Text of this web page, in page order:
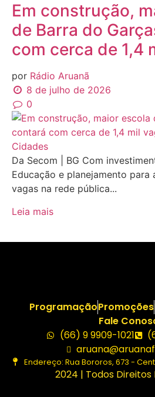
Em construção,
de Barra do
com cerca de 1,4
por Rádio Aruanã
8 de julho de 2026
0
Cidades
Da Secom | BG Com
Educação e planejamento
vagas na rede pública...
Leia mais
ProgramaçãoPromoções
Fale
(66) 9 9909-1021
Endereço: Rua Bororos, 673 -
2024 | Todos Direitos